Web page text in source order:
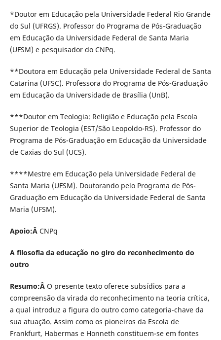
*Doutor em Educação pela Universidade Federal Rio Grande
do Sul (UFRGS). Professor do Programa de Pós-Graduação
em Educação da Universidade Federal de Santa Maria
(UFSM) e pesquisador do CNPq.
**Doutora em Educação pela Universidade Federal de Santa
Catarina (UFSC). Professora do Programa de Pós-Graduação
em Educação da Universidade de Brasília (UnB).
***Doutor em Teologia: Religião e Educação pela Escola
Superior de Teologia (EST/São Leopoldo-RS). Professor do
Programa de Pós-Graduação em Educação da Universidade
de Caxias do Sul (UCS).
****Mestre em Educação pela Universidade Federal de
Santa Maria (UFSM). Doutorando pelo Programa de Pós-
Graduação em Educação da Universidade Federal de Santa
Maria (UFSM).
Apoio:Â CNPq
A filosofia da educação no giro do reconhecimento do
outro
Resumo:Â O presente texto oferece subsídios para a
compreensão da virada do reconhecimento na teoria crítica,
a qual introduz a figura do outro como categoria-chave da
sua atuação. Assim como os pioneiros da Escola de
Frankfurt, Habermas e Honneth constituem-se em fontes